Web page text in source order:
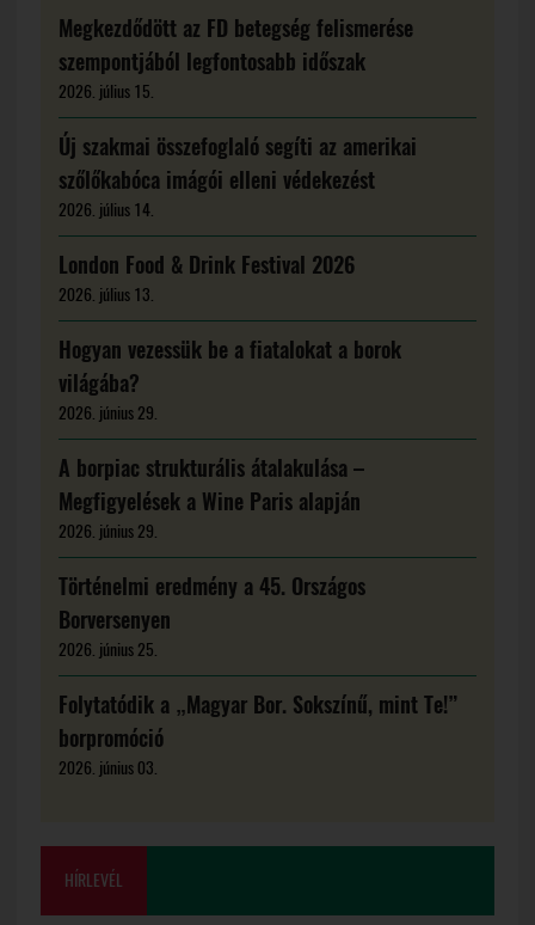
Megkezdődött az FD betegség felismerése
szempontjából legfontosabb időszak
2026. július 15.
Új szakmai összefoglaló segíti az amerikai
szőlőkabóca imágói elleni védekezést
2026. július 14.
London Food & Drink Festival 2026
2026. július 13.
Hogyan vezessük be a fiatalokat a borok
világába?
2026. június 29.
A borpiac strukturális átalakulása –
Megfigyelések a Wine Paris alapján
2026. június 29.
Történelmi eredmény a 45. Országos
Borversenyen
2026. június 25.
Folytatódik a „Magyar Bor. Sokszínű, mint Te!”
borpromóció
2026. június 03.
HÍRLEVÉL